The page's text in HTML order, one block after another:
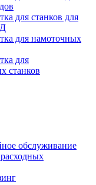
для станков для
для намоточных
для
станков
обслуживание